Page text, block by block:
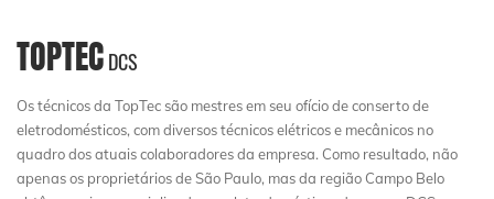
TOPTECDCS
Os técnicos da TopTec são mestres em seu ofício de conserto de
eletrodomésticos, com diversos técnicos elétricos e mecânicos no
quadro dos atuais colaboradores da empresa. Como resultado, não
apenas os proprietários de São Paulo, mas da região Campo Belo